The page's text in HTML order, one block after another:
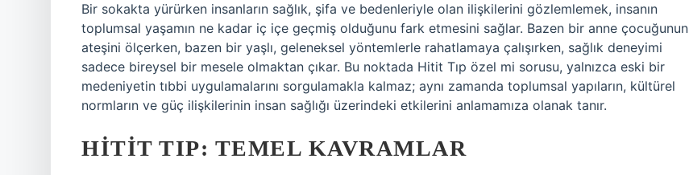
Bir sokakta yürürken insanların sağlık, şifa ve bedenleriyle olan ilişkilerini gözlemlemek, insanın
toplumsal yaşamın ne kadar iç içe geçmiş olduğunu fark etmesini sağlar. Bazen bir anne çocuğunun
ateşini ölçerken, bazen bir yaşlı, geleneksel yöntemlerle rahatlamaya çalışırken, sağlık deneyimi
sadece bireysel bir mesele olmaktan çıkar. Bu noktada Hitit Tıp özel mi sorusu, yalnızca eski bir
medeniyetin tıbbi uygulamalarını sorgulamakla kalmaz; aynı zamanda toplumsal yapıların, kültürel
normların ve güç ilişkilerinin insan sağlığı üzerindeki etkilerini anlamamıza olanak tanır.
HITIT TIP: TEMEL KAVRAMLAR